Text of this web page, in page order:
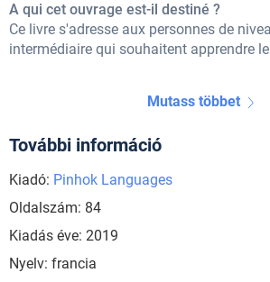
A qui cet ouvrage est-il destiné ?
Ce livre s'adresse aux personnes de
intermédiaire qui souhaitent apprendre
Mutass többet
További információ
Kiadó: Pinhok Languages
Oldalszám: 84
Kiadás éve: 2019
Nyelv: francia